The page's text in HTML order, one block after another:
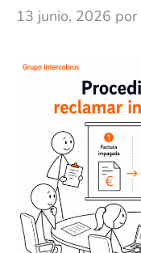
13 junio, 2026 por